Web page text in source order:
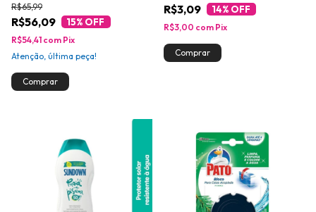
R$56,09
R$65,99
15% OFF
R$54,41 com Pix
Atenção, última peça!
R$3,09 14% OFF
R$3,00 com Pix